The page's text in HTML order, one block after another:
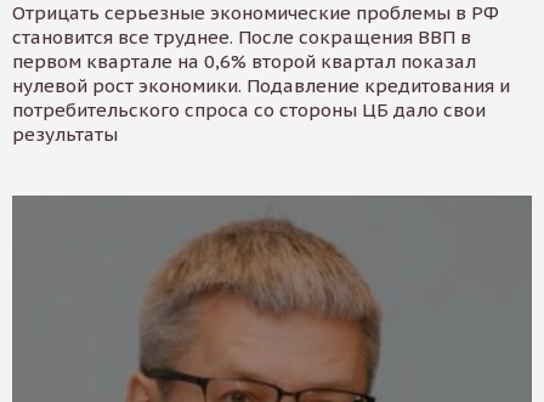
Отрицать серьезные экономические проблемы в РФ
становится все труднее. После сокращения ВВП в
первом квартале на 0,6% второй квартал показал
нулевой рост экономики. Подавление кредитования и
потребительского спроса со стороны ЦБ дало свои
результаты